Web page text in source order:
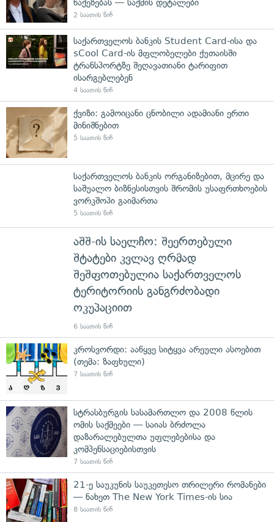
წაქეზებას — საქმის დეტალები
2 საათის წინ
საქართველოს ბანკის Student Card-ისა და
sCool Card-ის მფლობელები ქუთაისში
ტრანსპორტზე შეღავათიანი ტარიფით
ისარგებლებენ
4 საათის წინ
ქვიზი: გამოიცანი ცნობილი ადამიანი ერთი
მინიშნებით
5 საათის წინ
საქართველოს ბანკის ორგანიზებით, მცირე და
საშუალო ბიზნესისთვის შრომის უსაფრთხოების
ვორკშოპი გაიმართა
5 საათის წინ
აშშ-ის საელჩო: შეერთებული
შტატები კვლავ ღრმად
შეშფოთებულია საქართველოს
ტერიტორიის განგრძობადი
ოკუპაციით
6 საათის წინ
კროსვორდი: ააწყვე სიტყვა არეული ასოებით
(თემა: ზაფხული)
7 საათის წინ
სტრასბურგის სასამართლო და 2008 წლის
ომის საქმეები — საიას ბრძოლა
დაზარალებულთა უფლებებისა და
კომპენსაციებისთვის
7 საათის წინ
21-ე საუკუნის საუკეთესო თრილერი რომანები
— ნახეთ The New York Times-ის სია
8 საათის წინ